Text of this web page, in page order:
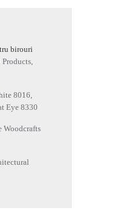
birouri
Products,
8016,
Eye 8330